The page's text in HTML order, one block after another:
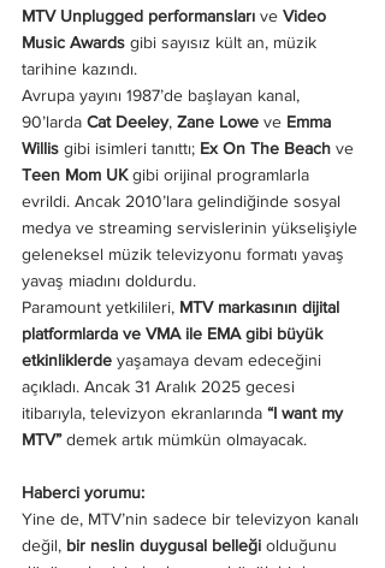
MTV Unplugged performansları ve Video
Music Awards gibi sayısız kült an, müzik
tarihine kazındı.
Avrupa yayını 1987’de başlayan kanal,
90’larda Cat Deeley, Zane Lowe ve Emma
Willis gibi isimleri tanıttı; Ex On The Beach ve
Teen Mom UK gibi orijinal programlarla
evrildi. Ancak 2010’lara gelindiğinde sosyal
medya ve streaming servislerinin yükselişiyle
geleneksel müzik televizyonu formatı yavaş
yavaş miadını doldurdu.
Paramount yetkilileri, MTV markasının dijital
platformlarda ve VMA ile EMA gibi büyük
etkinliklerde yaşamaya devam edeceğini
açıkladı. Ancak 31 Aralık 2025 gecesi
itibarıyla, televizyon ekranlarında “I want my
MTV” demek artık mümkün olmayacak.
Haberci yorumu:
Yine de, MTV’nin sadece bir televizyon kanalı
değil, bir neslin duygusal belleği olduğunu